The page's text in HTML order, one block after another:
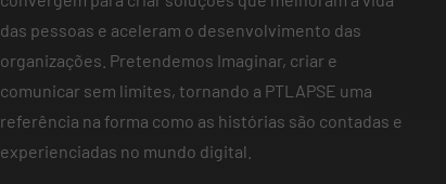
das pessoas e aceleram o desenvolvimento das
organizações. Pretendemos Imaginar, criar e
comunicar sem limites, tornando a PTLAPSE uma
referência na forma como as histórias são contadas e
experienciadas no mundo digital.